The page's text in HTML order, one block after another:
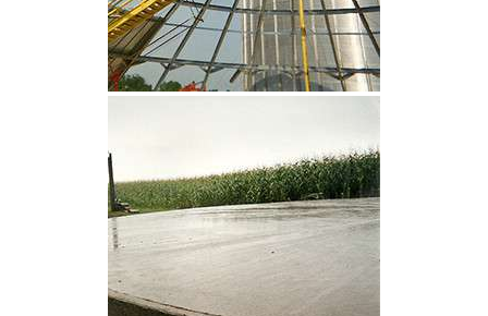
CLIQUEZ POUR AGRANDIR